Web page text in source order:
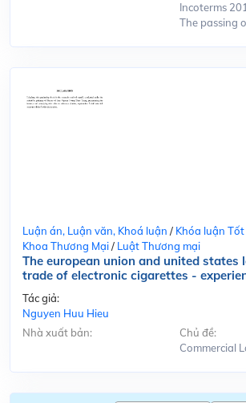
Incoterms
The passing
Luận án, Luận văn, Khoá luận / Khóa luận
Khoa Thương Mại/ Luật Thương mại
The european union and united states
trade of electronic cigarettes -
Tác giả:
Nguyen Huu Hieu
Nhà xuất bản:
Chủ đề:
Commercial